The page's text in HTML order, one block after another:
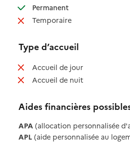
Permanent: disponible
Temporaire: non disponible
Type d’accueil
Accueil de jour: non disponible
Accueil de nuit: non disponible
Aides financières
APA (allocation personnalisée
APL (aide personnalisée au